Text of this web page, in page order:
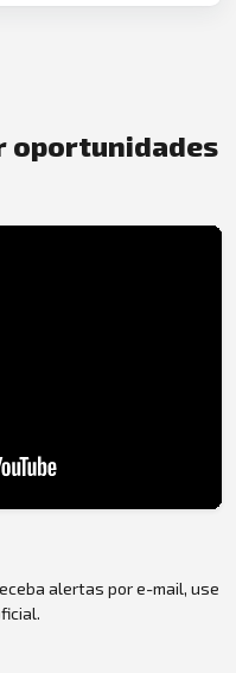
oportunidades
alertas por e-mail, use